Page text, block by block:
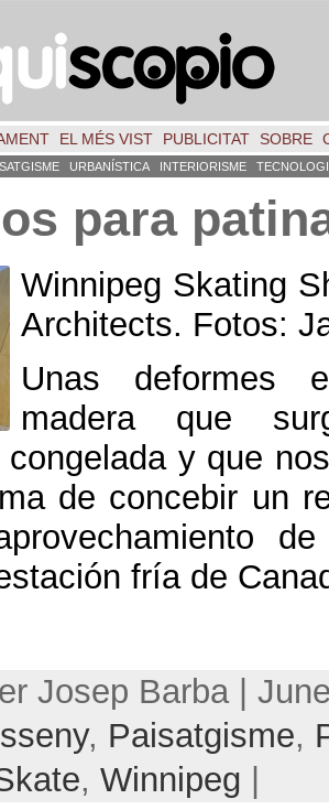
EL MÉS VIST PUBLICITAT SOBRE
URBANÍSTICA INTERIORISME
para
Winnipeg Skating
Architects. Fotos:
Unas deformes
madera que
congelada y que
de concebir un
fría de
Josep Barba |
, Paisatgisme,
, Winnipeg